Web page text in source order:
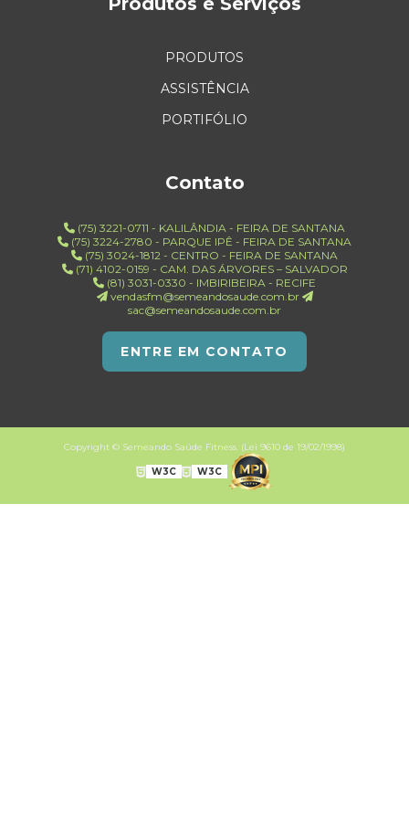
PRODUTOS
ASSISTÊNCIA
PORTIFÓLIO
Contato
(75) 3221-0711 - KALILÂNDIA - FEIRA DE SANTANA
(75) 3224-2780 - PARQUE IPÊ - FEIRA DE SANTANA
(75) 3024-1812 - CENTRO - FEIRA DE SANTANA
(71) 4102-0159 - CAM. DAS ÁRVORES – SALVADOR
(81) 3031-0330 - IMBIRIBEIRA - RECIFE
vendasfm@semeandosaude.com.br
sac@semeandosaude.com.br
ENTRE EM CONTATO
Copyright © Semeando Saúde Fitness. (Lei 9610 de 19/02/1998)
W3C W3C